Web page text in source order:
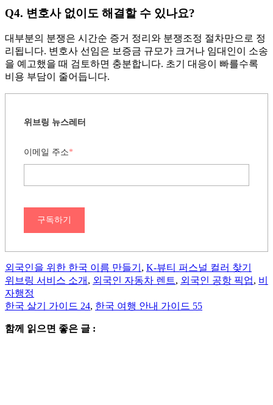
Q4. 변호사 없이도 해결할 수 있나요?
대부분의 분쟁은 시간순 증거 정리와 분쟁조정 절차만으로 정
리됩니다. 변호사 선임은 보증금 규모가 크거나 임대인이 소송
을 예고했을 때 검토하면 충분합니다. 초기 대응이 빠를수록
비용 부담이 줄어듭니다.
위브링 뉴스레터
이메일 주소*
구독하기
외국인을 위한 한국 이름 만들기 , K-뷰티 퍼스널 컬러 찾기
위브링 서비스 소개 , 외국인 자동차 렌트, 외국인 공항 픽업, 비
자행정
한국 살기 가이드 24, 한국 여행 안내 가이드 55
함께 읽으면 좋은 글 :